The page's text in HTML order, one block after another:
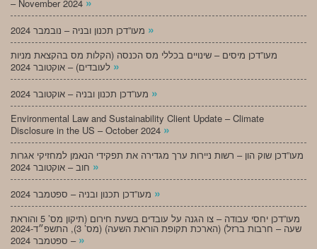
– November 2024
»
מעו”דכן מיסים – שינויים בכללי מס הכנסה (הקלות מס בהקצאת מניות
»
»
Environmental Law and Sustainability Client Update – Climate
Disclosure in the US – October 2024 »
מעו”דכן שוק הון – רשות ניירות ערך מגדירה את תפקידי הנאמן למחזיקי אגרות
»
»
מעו”דכן יחסי עבודה – צו הגנה על עובדים בשעת חירום (תיקון מס’ 5 והוראת
שעה – חרבות ברזל) (הארכת תקופת הוראת השעה) (מס’ 3), התשפ״ד-2024
– ספטמבר 2024 »